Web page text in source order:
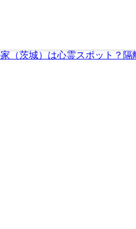
（茨城）は心霊スポット？隔